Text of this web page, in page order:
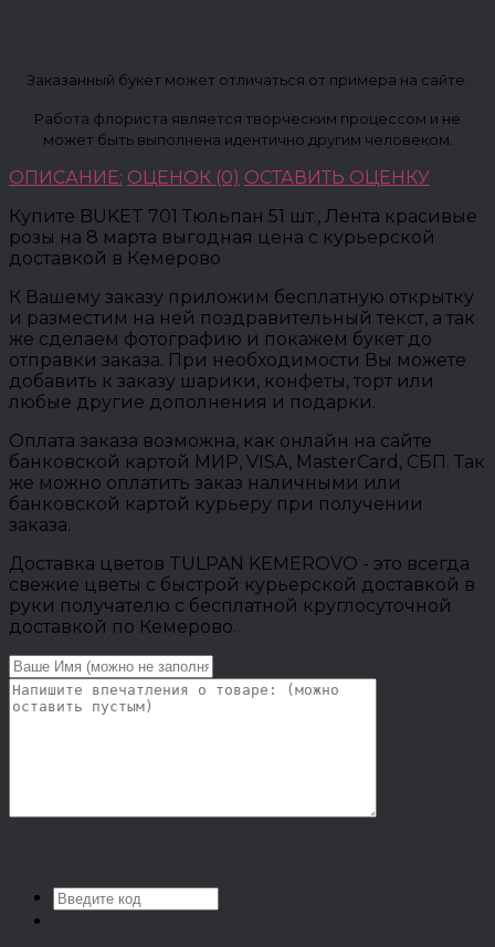
Заказанный букет может отличаться от примера на сайте.
Работа флориста является творческим процессом и не
может быть выполнена идентично другим человеком.
ОПИСАНИЕ: ОЦЕНОК (0) ОСТАВИТЬ ОЦЕНКУ
Купите BUKET 701 Тюльпан 51 шт., Лента красивые
розы на 8 марта выгодная цена с курьерской
доставкой в Кемерово
К Вашему заказу приложим бесплатную открытку
и разместим на ней поздравительный текст, а так
же сделаем фотографию и покажем букет до
отправки заказа. При необходимости Вы можете
добавить к заказу шарики, конфеты, торт или
любые другие дополнения и подарки.
Оплата заказа возможна, как онлайн на сайте
банковской картой МИР, VISA, MasterCard, СБП. Так
же можно оплатить заказ наличными или
банковской картой курьеру при получении
заказа.
Доставка цветов TULPAN KEMEROVO - это всегда
свежие цветы с быстрой курьерской доставкой в
руки получателю с бесплатной круглосуточной
доставкой по Кемерово.